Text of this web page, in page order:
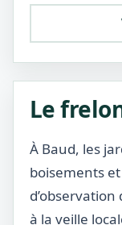
Le
À Baud, les
boisements
à la veille